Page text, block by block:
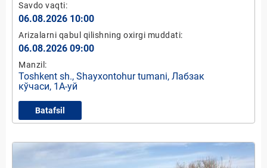
Savdo vaqti:
06.08.2026 10:00
Arizalarni qabul qilishning oxirgi muddati:
06.08.2026 09:00
Manzil:
Toshkent sh., Shayxontohur tumani, Лабзак
кўчаси, 1А-уй
Batafsil